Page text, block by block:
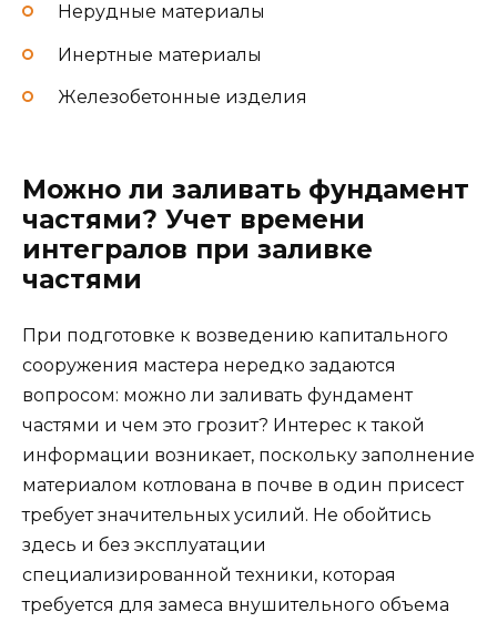
Нерудные материалы
Инертные материалы
Железобетонные изделия
Можно ли заливать фундамент
частями? Учет времени
интегралов при заливке
частями
При подготовке к возведению капитального
сооружения мастера нередко задаются
вопросом: можно ли заливать фундамент
частями и чем это грозит? Интерес к такой
информации возникает, поскольку заполнение
материалом котлована в почве в один присест
требует значительных усилий. Не обойтись
здесь и без эксплуатации
специализированной техники, которая
требуется для замеса внушительного объема